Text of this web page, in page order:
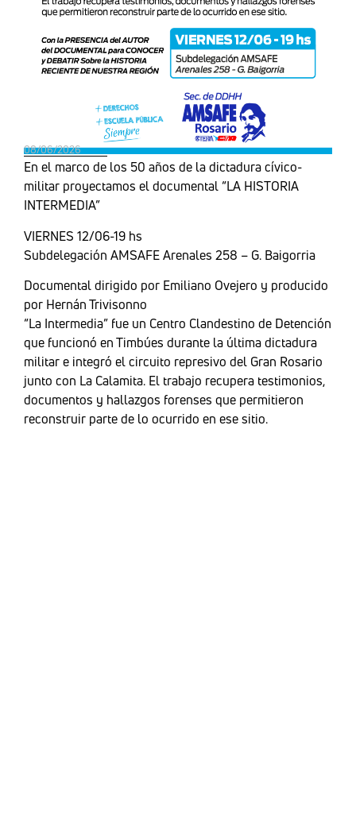
08/06/2026
En el marco de los 50 años de la dictadura cívico-
militar proyectamos el documental “LA HISTORIA
INTERMEDIA”
VIERNES 12/06-19 hs
Subdelegación AMSAFE Arenales 258 – G. Baigorria
Documental dirigido por Emiliano Ovejero y producido
por Hernán Trivisonno
“La Intermedia” fue un Centro Clandestino de Detención
que funcionó en Timbúes durante la última dictadura
militar e integró el circuito represivo del Gran Rosario
junto con La Calamita. El trabajo recupera testimonios,
documentos y hallazgos forenses que permitieron
reconstruir parte de lo ocurrido en ese sitio.